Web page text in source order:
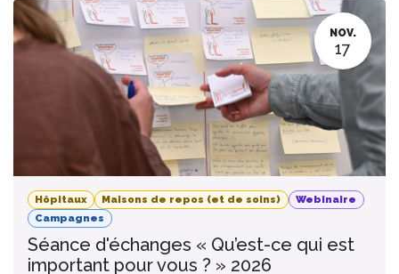
NOV.
17
Hôpitaux Maisons de repos (et de soins)
Webinaire
Campagnes
Séance d'échanges « Qu’est-ce qui est
important pour vous ? » 2026